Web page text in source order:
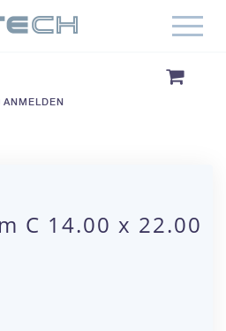
ANMELDEN
C 14.00 x 22.00